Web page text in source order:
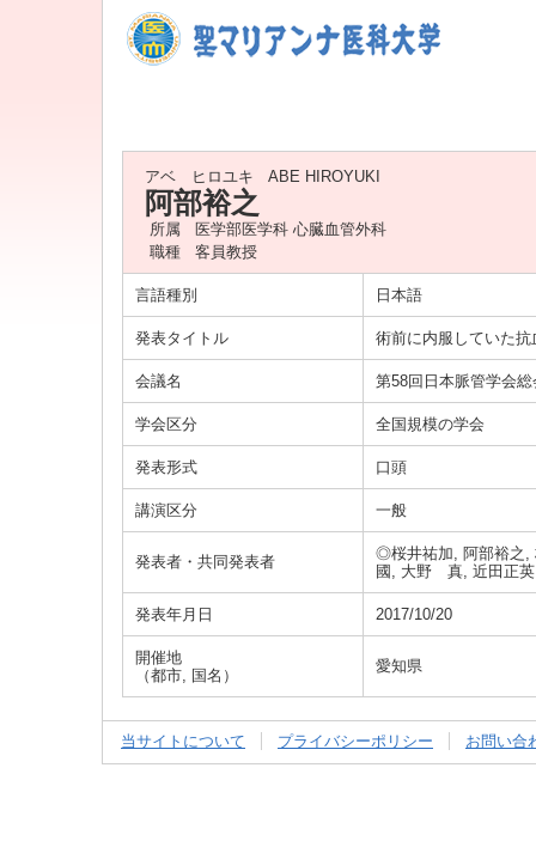
アベ ヒロユキ ABE HIROYUKI
阿部裕之
所属
医学部医学科 心臓血管外科
職種
客員教授
言語種別 日本語
発表タイトル 術前に内服していた
会議名 第58回日本脈管学会総
学会区分 全国規模の学会
発表形式 口頭
講演区分 一般
発表者・共同発表者
◎桜井祐加, 阿部裕之
國, 大野 真, 近田正
発表年月日 2017/10/20
開催地
（都市, 国名）
愛知県
当サイトについて プライバシーポリシー お問い合